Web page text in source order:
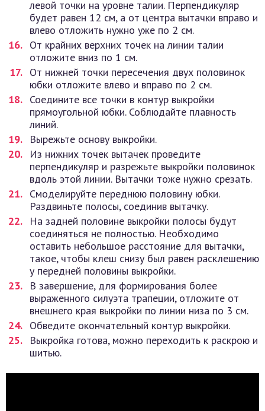
левой точки на уровне талии. Перпендикуляр
будет равен 12 см, а от центра вытачки вправо и
влево отложить нужно уже по 2 см.
От крайних верхних точек на линии талии
отложите вниз по 1 см.
От нижней точки пересечения двух половинок
юбки отложите влево и вправо по 2 см.
Соедините все точки в контур выкройки
прямоугольной юбки. Соблюдайте плавность
линий.
Вырежьте основу выкройки.
Из нижних точек вытачек проведите
перпендикуляр и разрежьте выкройки половинок
вдоль этой линии. Вытачки тоже нужно срезать.
Смоделируйте переднюю половину юбки.
Раздвиньте полосы, соединив вытачку.
На задней половине выкройки полосы будут
соединяться не полностью. Необходимо
оставить небольшое расстояние для вытачки,
такое, чтобы клеш снизу был равен расклешению
у передней половины выкройки.
В завершение, для формирования более
выраженного силуэта трапеции, отложите от
внешнего края выкройки по линии низа по 3 см.
Обведите окончательный контур выкройки.
Выкройка готова, можно переходить к раскрою и
шитью.